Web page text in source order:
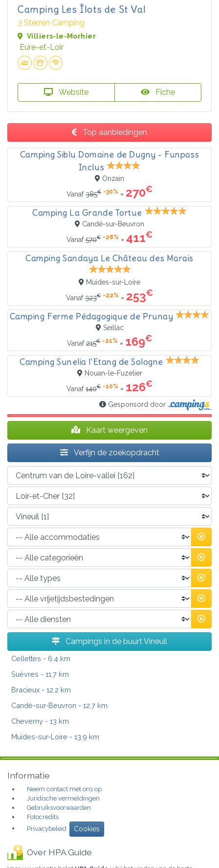
Camping Les Îlots de St Val
3 Sterren Camping
Villiers-le-Morhier
Eure-et-Loir
Website Fiche
Top aanbiedingen
Camping Siblu Domaine de Dugny - Funpass
Inclus
Onzain
Vanaf385€ -30% = 270€
Camping La Grande Tortue
Candé-sur-Beuvron
Vanaf570€ -28% = 411€
Camping Sandaya Le Château des Marais
Muides-sur-Loire
Vanaf323€ -22% = 253€
Camping Ferme Pédagogique de Prunay
Seillac
Vanaf215€ -21% = 169€
Camping Sunelia l'Etang de Sologne
Nouan-le-Fuzelier
Vanaf140€ -10% = 126€
Gesponsord door
Kaart weergeven
Verfijn de zoekopdracht
Campings in de buurt Vineuil
Cellettes - 6.4 km
Suèvres - 11.7 km
Bracieux - 12.2 km
Candé-sur-Beuvron - 12.7 km
Cheverny - 13 km
Muides-sur-Loire - 13.9 km
Informatie
Neem contact met ons op
Juridische vermeldingen
Gebruiksvoorwaarden
Fotocredits
Privacybeleid
Cookies
Over HPA Guide